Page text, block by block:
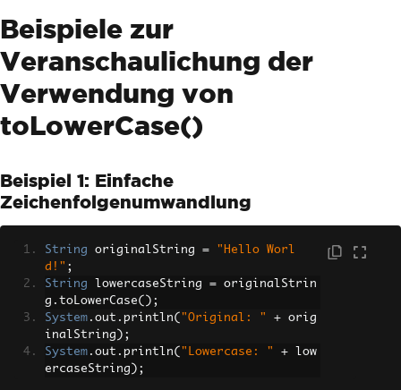
Beispiele zur
Veranschaulichung der
Verwendung von
toLowerCase()
Beispiel 1: Einfache
Zeichenfolgenumwandlung
String originalString =
"Hello Worl
d!" ;
String lowercaseString = originalStrin
g . toLowerCase();
System . out . println( "Original: " + orig
inalString );
System . out . println( "Lowercase: " + low
ercaseString );